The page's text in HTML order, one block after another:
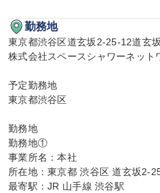
勤務地
東京都渋谷区道玄坂2-25-12道玄
株式会社スペースシャワーネット
予定勤務地
東京都渋谷区
勤務地
勤務地①
事業所名：本社
所在地：東京都 渋谷区 道玄坂2-
最寄駅：JR 山手線 渋谷駅